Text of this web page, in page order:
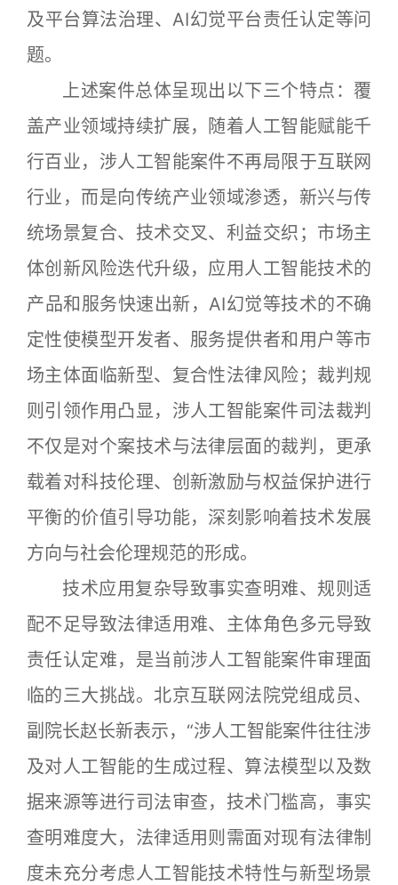
及平台算法治理、AI幻觉平台责任认定等问
题。
上述案件总体呈现出以下三个特点：覆
盖产业领域持续扩展，随着人工智能赋能千
行百业，涉人工智能案件不再局限于互联网
行业，而是向传统产业领域渗透，新兴与传
统场景复合、技术交叉、利益交织；市场主
体创新风险迭代升级，应用人工智能技术的
产品和服务快速出新，AI幻觉等技术的不确
定性使模型开发者、服务提供者和用户等市
场主体面临新型、复合性法律风险；裁判规
则引领作用凸显，涉人工智能案件司法裁判
不仅是对个案技术与法律层面的裁判，更承
载着对科技伦理、创新激励与权益保护进行
平衡的价值引导功能，深刻影响着技术发展
方向与社会伦理规范的形成。
技术应用复杂导致事实查明难、规则适
配不足导致法律适用难、主体角色多元导致
责任认定难，是当前涉人工智能案件审理面
临的三大挑战。北京互联网法院党组成员、
副院长赵长新表示，“涉人工智能案件往往涉
及对人工智能的生成过程、算法模型以及数
据来源等进行司法审查，技术门槛高，事实
查明难度大，法律适用则需面对现有法律制
度未充分考虑人工智能技术特性与新型场景